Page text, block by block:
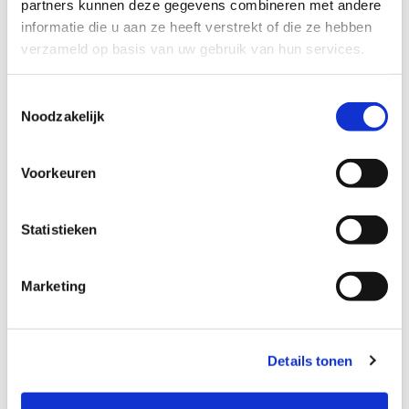
partners kunnen deze gegevens combineren met andere
informatie die u aan ze heeft verstrekt of die ze hebben
verzameld op basis van uw gebruik van hun services.
Noodzakelijk
Voorkeuren
Statistieken
Marketing
Details tonen
deze baby’s blijken overigens ook vaak andere problemen
aan de orde te zijn, zoals bijvoorbeeld een
voorkeurshouding of afwijkende motoriek.